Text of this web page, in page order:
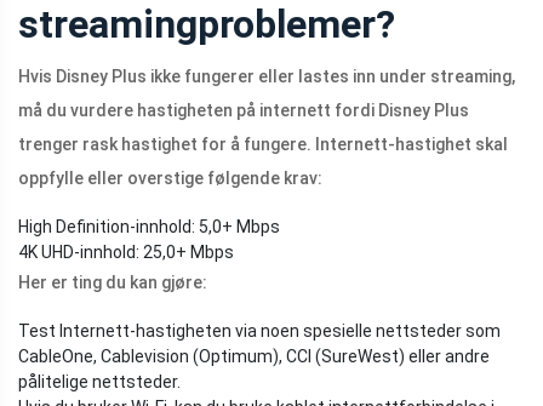
streamingproblemer?
Hvis Disney Plus ikke fungerer eller lastes inn under streaming,
må du vurdere hastigheten på internett fordi Disney Plus
trenger rask hastighet for å fungere. Internett-hastighet skal
oppfylle eller overstige følgende krav:
High Definition-innhold: 5,0+ Mbps
4K UHD-innhold: 25,0+ Mbps
Her er ting du kan gjøre:
Test Internett-hastigheten via noen spesielle nettsteder som
CableOne, Cablevision (Optimum), CCI (SureWest) eller andre
pålitelige nettsteder.